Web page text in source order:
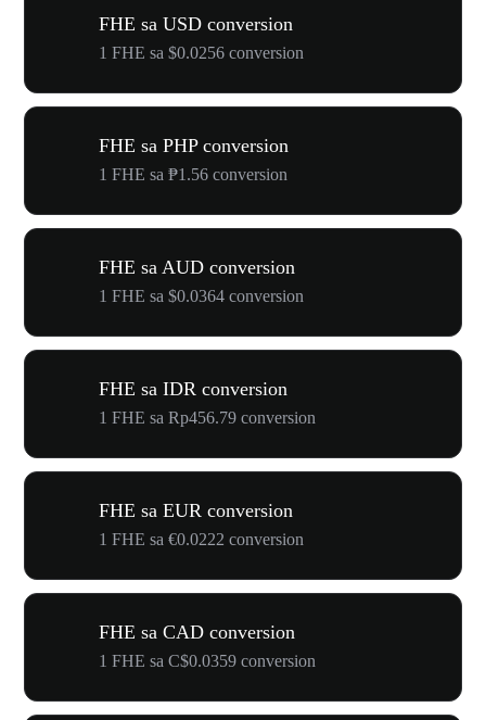
FHE sa USD conversion
1 FHE sa $0.0256 conversion
FHE sa PHP conversion
1 FHE sa ₱1.56 conversion
FHE sa AUD conversion
1 FHE sa $0.0364 conversion
FHE sa IDR conversion
1 FHE sa Rp456.79 conversion
FHE sa EUR conversion
1 FHE sa €0.0222 conversion
FHE sa CAD conversion
1 FHE sa C$0.0359 conversion